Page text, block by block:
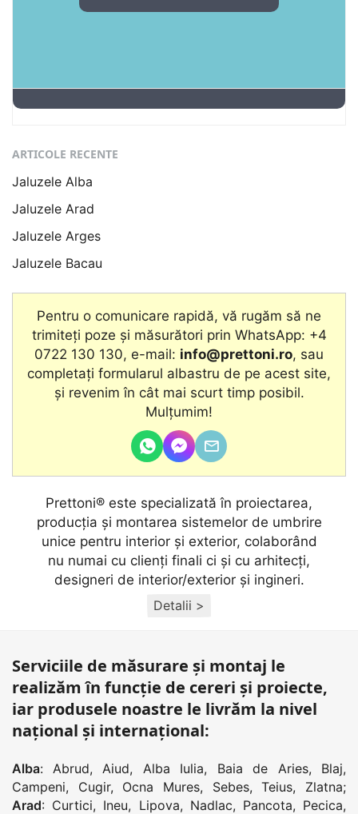
ARTICOLE RECENTE
Jaluzele Alba
Jaluzele Arad
Jaluzele Arges
Jaluzele Bacau
Pentru o comunicare rapidă, vă rugăm să ne
trimiteți poze și măsurători prin WhatsApp: +4
0722 130 130, e-mail: info@prettoni.ro, sau
completați formularul albastru de pe acest site,
şi revenim în cât mai scurt timp posibil.
Mulțumim!
Prettoni® este specializată în proiectarea,
producţia și montarea sistemelor de umbrire
unice pentru interior și exterior, colaborând
nu numai cu clienţi finali ci și cu arhitecţi,
designeri de interior/exterior și ingineri.
Detalii >
Serviciile de măsurare și montaj le
realizăm în funcție de cereri și proiecte,
iar produsele noastre le livrăm la nivel
național și internațional:
Alba: Abrud, Aiud, Alba Iulia, Baia de Aries, Blaj,
Campeni, Cugir, Ocna Mures, Sebes,Teius, Zlatna;
Arad: Curtici, Ineu, Lipova, Nadlac, Pancota, Pecica,